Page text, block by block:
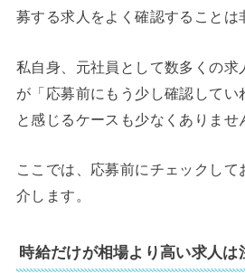
募する求人をよく確認することは
私自身、元社員として数多くの求
が「応募前にもう少し確認してい
と感じるケースも少なくありませ
ここでは、応募前にチェックして
介します。
時給だけが相場より高い求人は